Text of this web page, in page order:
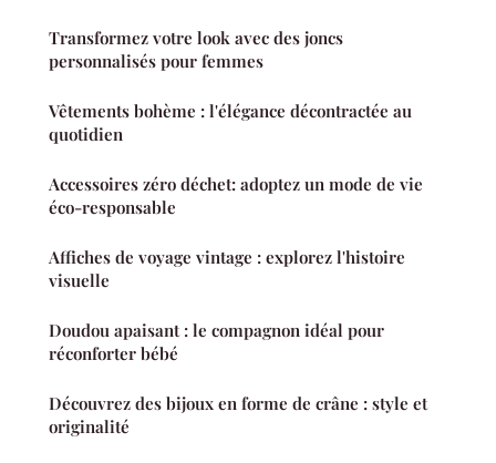
Transformez votre look avec des joncs
personnalisés pour femmes
Vêtements bohème : l'élégance décontractée au
quotidien
Accessoires zéro déchet: adoptez un mode de vie
éco-responsable
Affiches de voyage vintage : explorez l'histoire
visuelle
Doudou apaisant : le compagnon idéal pour
réconforter bébé
Découvrez des bijoux en forme de crâne : style et
originalité